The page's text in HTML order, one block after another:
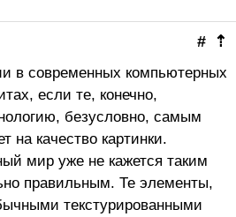
⇡
#
в современных компьютерных
если те, конечно,
безусловно, самым
на качество картинки.
мир уже не кажется таким
правильным. Те элементы,
текстурированными